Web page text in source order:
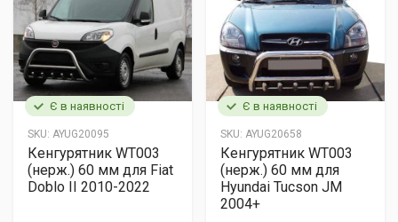
Є в наявності
SKU: AYUG20095
Кенгурятник WT003
(нерж.) 60 мм для Fiat
Doblo II 2010-2022
Є в наявності
SKU: AYUG20658
Кенгурятник WT003
(нерж.) 60 мм для
Hyundai Tucson JM
2004+